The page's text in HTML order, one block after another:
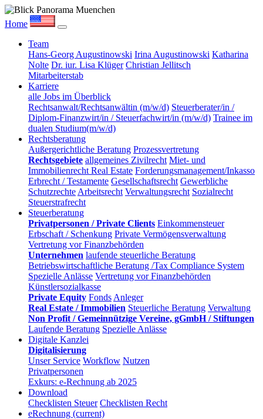
Home
Team
Hans-Georg Augustinowski Irina Augustinowski Katharina
Nolte Dr. iur. Lisa Klüger Christian Jellitsch
Mitarbeiterstab
Karriere
alle Jobs im Überblick
Rechtsanwalt/Rechtsanwältin (m/w/d) Steuerberater/in /
Diplom-Finanzwirt/in / Steuerfachwirt/in (m/w/d) Trainee im
dualen Studium(m/w/d)
Rechtsberatung
Außergerichtliche Beratung Prozessvertretung
Rechtsgebiete allgemeines Zivilrecht Miet- und
Immobilienrecht Real Estate Forderungsmanagement/Inkasso
Erbrecht / Testamente Gesellschaftsrecht Gewerbliche
Schutzrechte Arbeitsrecht Verwaltungsrecht Sozialrecht
Steuerstrafrecht
Steuerberatung
Privatpersonen / Private Clients Einkommensteuer
Erbschaft / Schenkung Private Vermögensverwaltung
Vertretung vor Finanzbehörden
Unternehmen laufende steuerliche Beratung
Betriebswirtschaftliche Beratung /Tax Compliance System
Spezielle Anlässe Vertretung vor Finanzbehörden
Künstlersozialkasse
Private Equity Fonds Anleger
Real Estate / Immobilien Steuerliche Beratung Verwaltung
Non Profit / Gemeinnützige Vereine, gGmbH / Stiftungen
Laufende Beratung Spezielle Anlässe
Digitale Kanzlei
Digitalisierung
Unser Service Workflow Nutzen
Privatpersonen
Exkurs: e-Rechnung ab 2025
Download
Checklisten Steuer Checklisten Recht
eRechnung (current)